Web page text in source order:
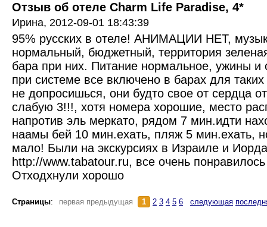
Отзыв об отеле Charm Life Paradise, 4*
Ирина, 2012-09-01 18:43:39
95% русских в отеле! АНИМАЦИИ НЕТ,
нормальный, бюджетный, территория
бара при них. Питание нормальное, ужины
при системе все включено в барах для таких
не допросишься, они будто свое от сердца
слабую 3!!!, хотя номера хорошие, место
напротив эль меркато, рядом 7 мин.идти
наамы бей 10 мин.ехать, пляж 5 мин.ехать,
мало! Были на экскурсиях в Израиле и
http://www.tabatour.ru, все очень
Отходхнули хорошо
Страницы: первая предыдущая 1 2 3 4 5 6 следующая